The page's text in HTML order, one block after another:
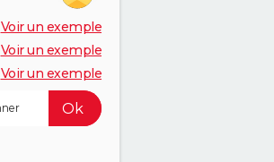
Voir un exemple
Voir un exemple
Voir un exemple